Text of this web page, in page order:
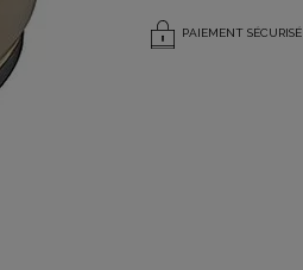
PAIEMENT SÉCURISÉ